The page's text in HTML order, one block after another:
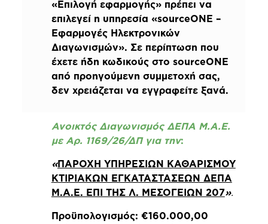
«Επιλογή εφαρμογής» πρέπει να
επιλεγεί η υπηρεσία «sourceONE –
Εφαρμογές Ηλεκτρονικών
Διαγωνισμών». Σε περίπτωση που
έχετε ήδη κωδικούς στο sourceONE
από προηγούμενη συμμετοχή σας,
δεν χρειάζεται να εγγραφείτε ξανά.
Ανοικτός Διαγωνισμός ΔΕΠΑ Μ.Α.Ε.
με Αρ. 1169/26/ΔΠ γιατην:
«ΠΑΡΟΧΗ ΥΠΗΡΕΣΙΩΝ ΚΑΘΑΡΙΣΜΟΥ
ΚΤΙΡΙΑΚΩΝ ΕΓΚΑΤΑΣΤΑΣΕΩΝ ΔΕΠΑ
Μ.Α.Ε. ΕΠΙ ΤΗΣ Λ. ΜΕΣΟΓΕΙΩΝ 207».
Προϋπολογισμός: €160.000,00